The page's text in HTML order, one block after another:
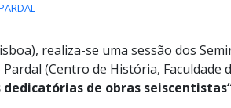
realiza-se uma sessão dos
(Centro de História,
dedicatórias de obras seiscentistas